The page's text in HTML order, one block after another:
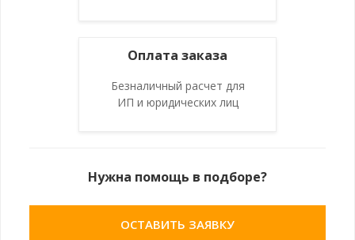
Оплата заказа
Безналичный расчет для
ИП и юридических лиц
Нужна помощь в подборе?
ОСТАВИТЬ ЗАЯВКУ